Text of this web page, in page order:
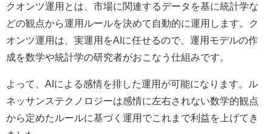
クオンツ運用とは、市場に関連するデータを基に統計学な
どの観点から運用ルールを決めて自動的に運用します。ク
オンツ運用は、実運用をAIに任せるので、運用モデルの作
成を数学や統計学の研究者がおこなう仕組みです。
よって、AIによる感情を排した運用が可能になります。ル
ネッサンステクノロジーは感情に左右されない数学的観点
から定めたルールに基づく運用でこれまで利益を上げてき